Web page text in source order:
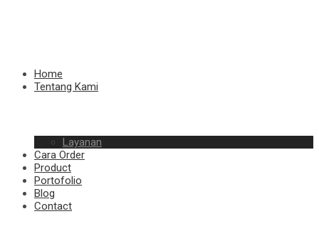
–
KERTAS
Home
Tentang Kami
Layanan
Cara Order
Product
Portofolio
Blog
Contact